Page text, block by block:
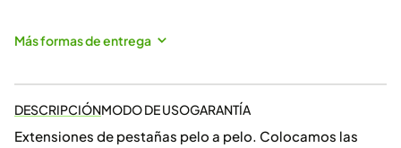
Más formas de entrega
DESCRIPCIÓNMODO DE USOGARANTÍA
Extensiones de pestañas pelo a pelo. Colocamos las